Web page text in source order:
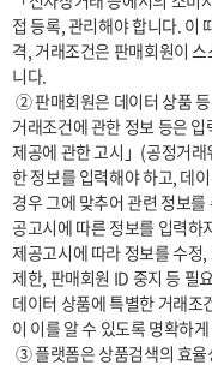
접 등록, 관리해야 합니다. 이
격, 거래조건은 판매회원이
니다.
거래조건에 관한 정보 등은
제공에 관한 고시」(공정거래
한 정보를 입력해야 하고, 데
경우 그에 맞추어 관련 정보
공고시에 따른 정보를 입력하
제공고시에 따라 정보를 수정
제한, 판매회원 ID 중지 등 필
데이터 상품에 특별한 거래조
이 이를 알 수 있도록 명확하